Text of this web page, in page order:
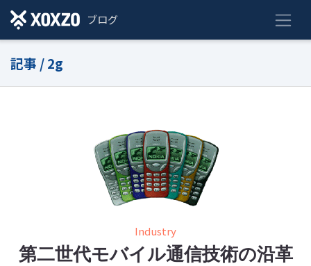
ブログ
記事 / 2g
Industry
第二世代モバイル通信技術の沿革